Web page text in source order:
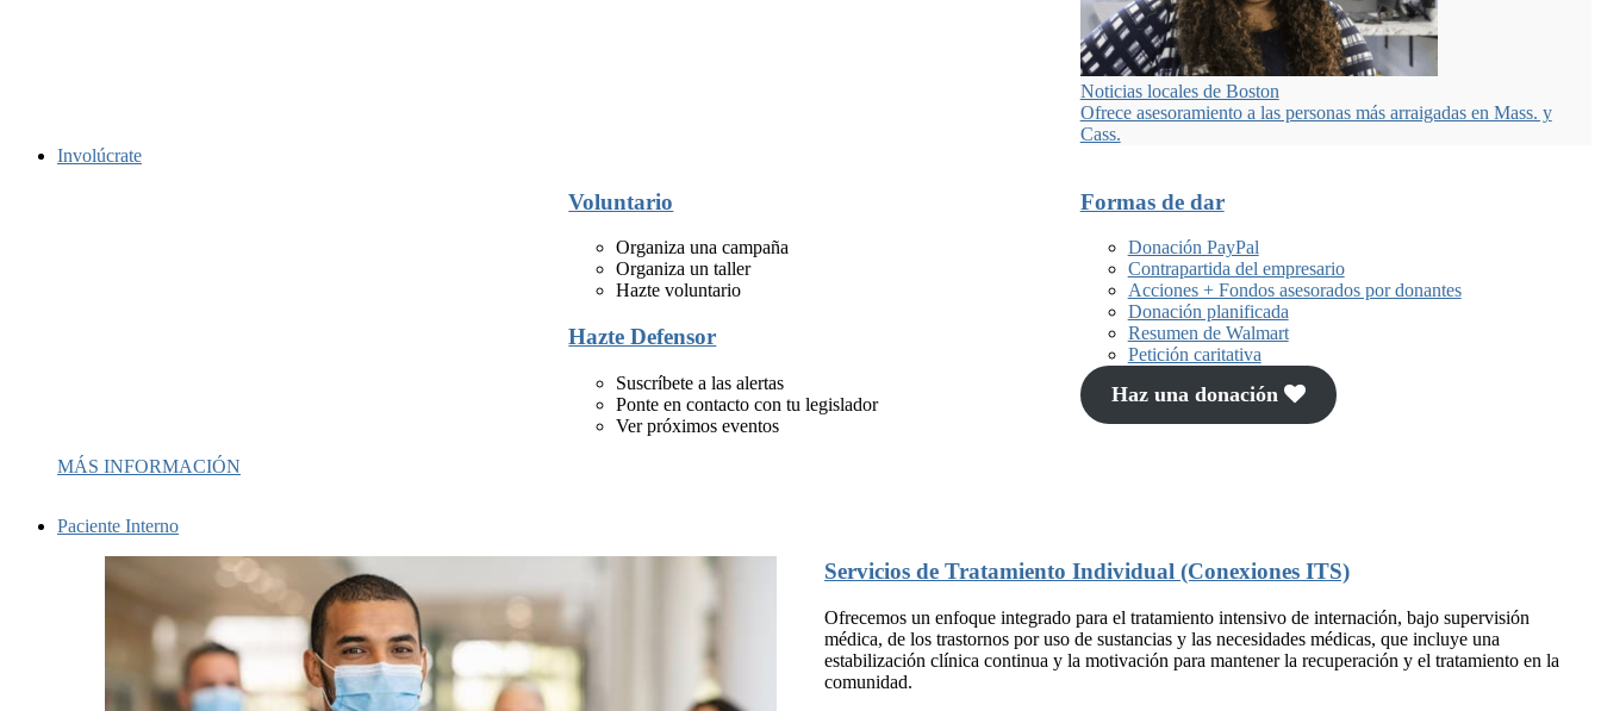
Noticias locales de Boston
Ofrece asesoramiento a las personas más arraigadas en Mass. y
Cass.
Involúcrate
MÁS INFORMACIÓN
Voluntario
Organiza una campaña
Organiza un taller
Hazte voluntario
Hazte Defensor
Suscríbete a las alertas
Ponte en contacto con tu legislador
Ver próximos eventos
Formas de dar
Donación PayPal
Contrapartida del empresario
Acciones + Fondos asesorados por donantes
Donación planificada
Resumen de Walmart
Petición caritativa
Haz una donación
Paciente Interno
Servicios de Tratamiento Individual (Conexiones ITS)
Ofrecemos un enfoque integrado para el tratamiento intensivo de internación, bajo supervisión
médica, de los trastornos por uso de sustancias y las necesidades médicas, que incluye una
estabilización clínica continua y la motivación para mantener la recuperación y el tratamiento en la
comunidad.